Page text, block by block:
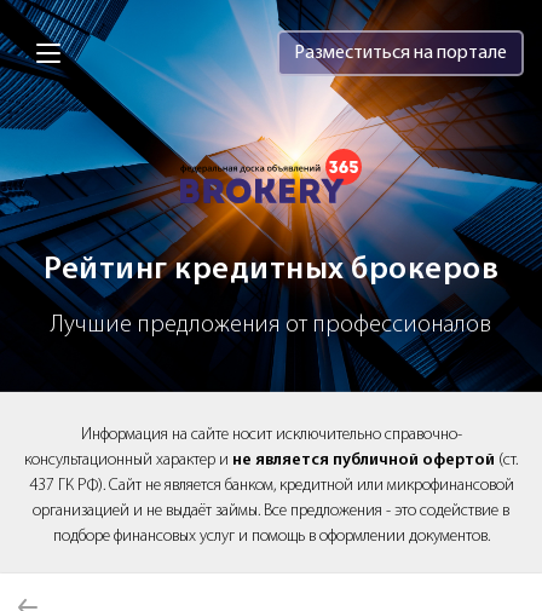
Brokery365 - Рейтинг кредитных
Разместиться на портале
Рейтинг кредитных брокеров
Лучшие предложения от профессионалов
Информация на сайте носит исключительно справочно-
консультационный характер и не является публичной офертой (ст.
437 ГК РФ). Сайт не является банком, кредитной или микрофинансовой
организацией и не выдаёт займы. Все предложения - это содействие в
подборе финансовых услуг и помощь в оформлении документов.